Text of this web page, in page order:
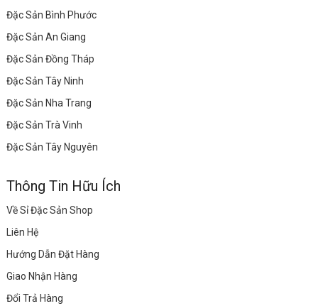
Đặc Sản Bình Phước
Đặc Sản An Giang
Đặc Sản Đồng Tháp
Đặc Sản Tây Ninh
Đặc Sản Nha Trang
Đặc Sản Trà Vinh
Đặc Sản Tây Nguyên
Thông Tin Hữu Ích
Về Sỉ Đặc Sản Shop
Liên Hệ
Hướng Dẫn Đặt Hàng
Giao Nhận Hàng
Đổi Trả Hàng